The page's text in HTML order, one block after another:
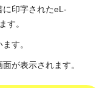
に印字されたeL-
す。
す。
が表示されます。